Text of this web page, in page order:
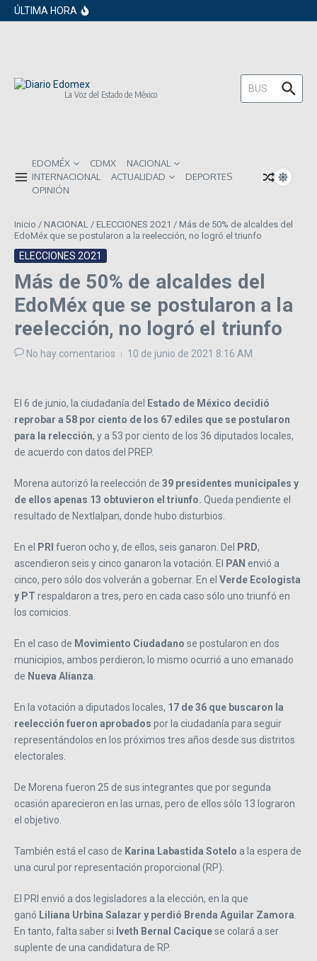
Saltar al contenido
ÚLTIMA HORA
inversionistas extranjeros; emite nueva
comunes entre los mexicanos
La Voz del Estado de México
Buscar:
EDOMÉX CDMX
NACIONAL
INTERNACIONAL
ACTUALIDAD
DEPORTES
OPINIÓN
Inicio / NACIONAL / ELECCIONES 2O21 / Más de 50% de alcaldes del
EdoMéx que se postularon a la reelección, no logró el triunfo
ELECCIONES 2O21
Más de 50% de alcaldes del
EdoMéx que se postularon a la
reelección, no logró el triunfo
No hay comentarios 10 de junio de 2021 8:16 AM
El 6 de junio, la ciudadanía del
Estado de México decidió
reprobar a 58 por ciento de los 67 ediles que se postularon
para la relección, y a 53 por ciento de los 36 diputados locales,
de acuerdo con datos del PREP.
Morena autorizó la reelección de 39 presidentes municipales y
de ellos apenas 13 obtuvieron el triunfo. Queda pendiente el
resultado de Nextlalpan, donde hubo disturbios.
En el PRI fueron ocho y, de ellos, seis ganaron. Del PRD,
ascendieron seis y cinco ganaron la votación. El
PAN envió a
cinco, pero sólo dos volverán a gobernar. En el Verde Ecologista
y PT respaldaron a tres, pero en cada caso sólo uno triunfó en
los comicios.
En el caso de Movimiento Ciudadano se postularon en dos
municipios, ambos perdieron; lo mismo ocurrió a uno emanado
de Nueva Alianza
En la votación a diputados locales, 17 de 36 que buscaron la
reelección fueron aprobados por la ciudadanía para seguir
representándolos en los próximos tres años desde sus distritos
electorales.
De Morena fueron 25 de sus integrantes que por segunda
ocasión aparecieron en las urnas, pero de ellos sólo 13 lograron
el objetivo.
También está el caso de Karina Labastida Sotelo a la espera de
una curul por representación proporcional (RP).
El PRI envió a dos legisladores a la elección, en la que
ganó Liliana Urbina Salazar y perdió Brenda Aguilar Zamora
En tanto, falta saber si Iveth Bernal Caciquese colará a ser
suplente de una candidatura de RP.